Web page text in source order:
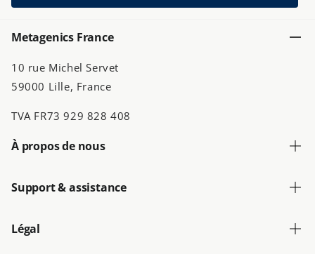
Metagenics France
10 rue Michel Servet
59000 Lille, France
TVA FR73 929 828 408
À propos de nous
Support & assistance
Légal